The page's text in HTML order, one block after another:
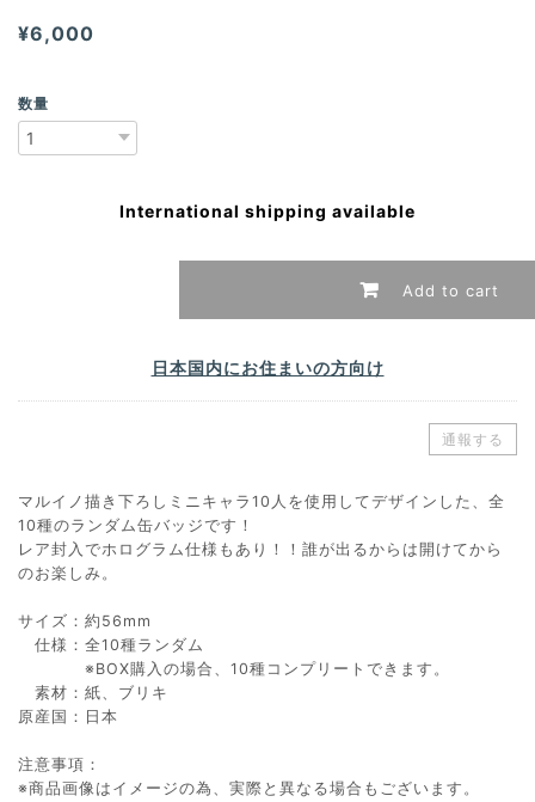
¥6,000
数量
International shipping available
Add to cart
日本国内にお住まいの方向け
通報する
マルイノ描き下ろしミニキャラ10人を使用してデザインした、全
10種のランダム缶バッジです！
レア封入でホログラム仕様もあり！！誰が出るからは開けてから
のお楽しみ。
サイズ：約56mm
仕様：全10種ランダム
※BOX購入の場合、10種コンプリートできます。
素材：紙、ブリキ
原産国：日本
注意事項：
※商品画像はイメージの為、実際と異なる場合もございます。